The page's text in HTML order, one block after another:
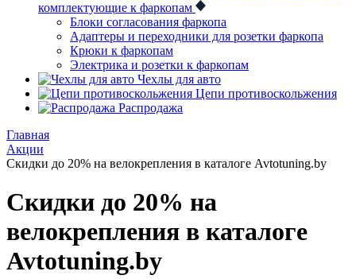
комплектующие к фаркопам
Блоки согласования фаркопа
Адаптеры и переходники для розетки фаркопа
Крюки к фаркопам
Электрика и розетки к фаркопам
Чехлы для авто
Цепи противоскольжения
Распродажа
Главная
Акции
Скидки до 20% на велокрепления в каталоге Avtotuning.by
Скидки до 20% на
велокрепления в каталоге
Avtotuning.by